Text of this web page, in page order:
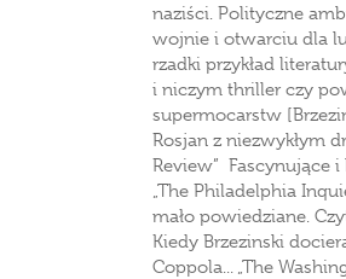
naziści. Polityczne
wojnie i otwarciu dla
rzadki przykład
i niczym thriller czy
supermocarstw
Rosjan z niezwykłym
Review” Fascynujące
„The Philadelphia
mało powiedziane.
Kiedy Brzezinski
Coppola... „The